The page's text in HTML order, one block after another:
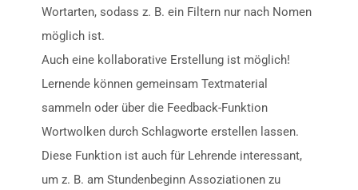
Wortarten, sodass z. B. ein Filtern nur nach Nomen
möglich ist.
Auch eine kollaborative Erstellung ist möglich!
Lernende können gemeinsam Textmaterial
sammeln oder über die Feedback-Funktion
Wortwolken durch Schlagworte erstellen lassen.
Diese Funktion ist auch für Lehrende interessant,
um z. B. am Stundenbeginn Assoziationen zu